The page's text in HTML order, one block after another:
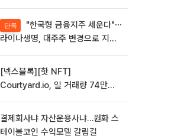
단독
라이나생명, 대주주 변경으로 지주
[넥스블록][핫 NFT]
Courtyard.io, 일 거래량 74만
결제회사냐 자산운용사냐…원화 스
테이블코인 수익모델 갈림길